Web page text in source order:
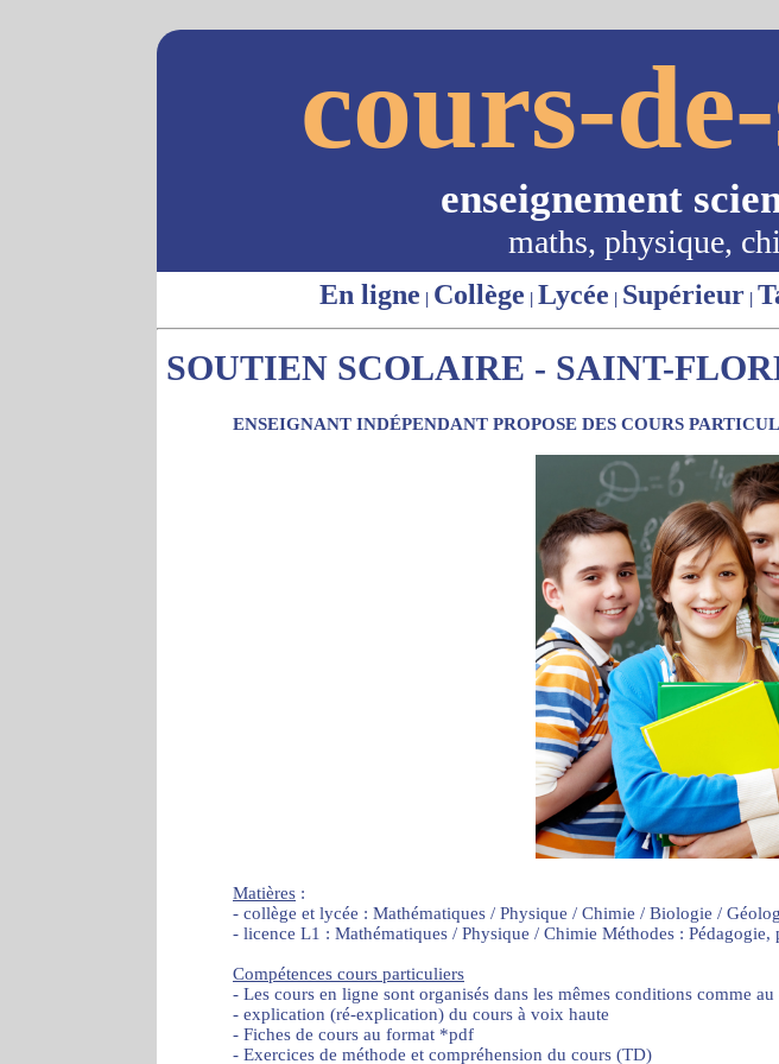
cours-
enseignement
maths, physique,
En ligne | Collège | Lycée | Supérieur |
SOUTIEN SCOLAIRE - SAINT-
ENSEIGNANT INDÉPENDANT PROPOSE DES COURS
Matières :
- collège et lycée : Mathématiques / Physique / Chimie / Biologie /
- licence L1 : Mathématiques / Physique / Chimie Méthodes :
Compétences cours particuliers
- Les cours en ligne sont organisés dans les mêmes conditions comme
- explication (ré-explication) du cours à voix haute
- Fiches de cours au format *pdf
- Exercices de méthode et compréhension du cours (TD)